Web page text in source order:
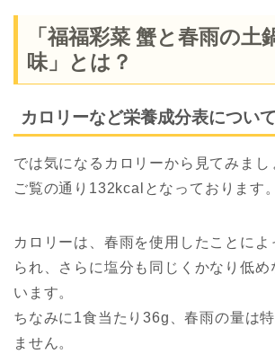
「福福彩菜 蟹と春雨の土
味」とは？
カロリーなど栄養成分表について
では気になるカロリーから見てみまし
ご覧の通り132kcalとなっております
カロリーは、春雨を使用したことによ
られ、さらに塩分も同じくかなり低め
います。
ちなみに1食当たり36g、春雨の量は
ません。